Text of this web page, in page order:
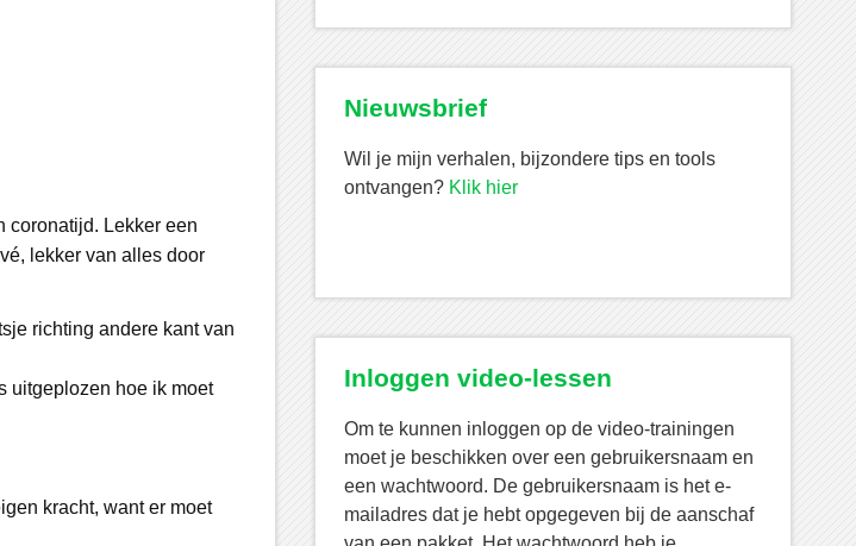
coronatijd. Lekker een
lekker van alles door
richting andere kant van
uitgeplozen hoe ik moet
kracht, want er moet
Nieuwsbrief
Wil je mijn verhalen, bijzondere tips en tools
ontvangen? Klik hier
Inloggen video-lessen
Om te kunnen inloggen op de video-trainingen
moet je beschikken over een gebruikersnaam en
een wachtwoord. De gebruikersnaam is het e-
mailadres dat je hebt opgegeven bij de aanschaf